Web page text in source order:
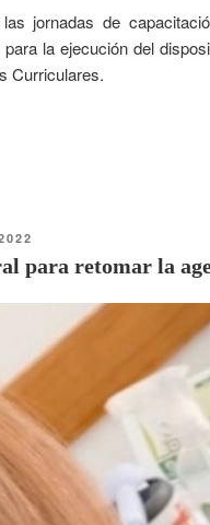
jornadas de
la ejecución del
Curriculares.
para retomar la